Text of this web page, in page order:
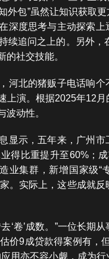
外包”虽然让知识获取
深度思考与主动探索
续追问之上的。另外，
的社交技能。
河北的猪贩子电话响
上演。根据2025年12
波动性。
显示，五年来，广州
得比重提升至60%；
业集群，新增国家级“
。实际上，这些成就
‘卷’成数。”一位长期
价9成贷款得案例有，
用亦不容小觑，成为